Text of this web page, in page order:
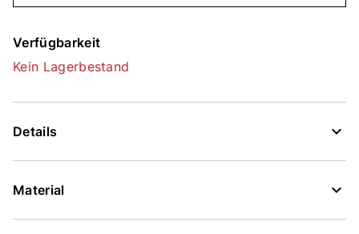
Verfügbarkeit
Kein Lagerbestand
Details
Material